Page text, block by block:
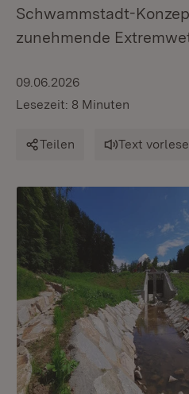
Schwammstadt-
zunehmende
09.06.2026
Lesezeit: 8 Minuten
Teilen Text